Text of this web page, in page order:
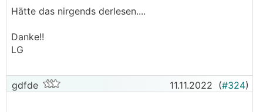
Hätte das nirgends derlesen....
Danke!!
LG
gdfde 11.11.2022 (#324)